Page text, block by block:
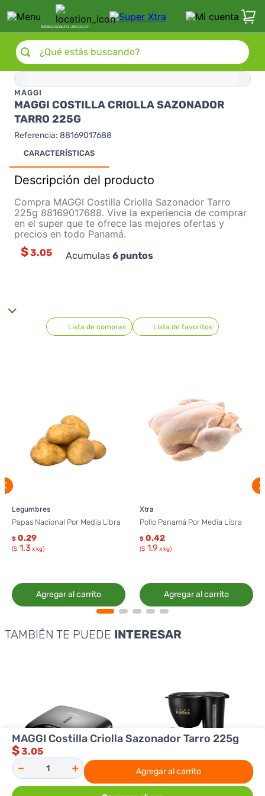
Seleccionauna ubicación
¿Qué estás buscando?
MAGGI
MAGGI COSTILLA CRIOLLA SAZONADOR
TARRO 225G
Referencia: 88169017688
CARACTERÍSTICAS
Descripción del producto
Compra MAGGI Costilla Criolla Sazonador Tarro
225g 88169017688. Vive la experiencia de comprar
en el super que te ofrece las mejores ofertas y
precios en todo Panamá.
$3.05 Acumulas 6puntos
Lista de compras Lista de favoritos
Legumbres
Papas Nacional Por Media Libra
$ 0.29
($ 1.3x kg)
Agregar al carrito
Xtra
Pollo Panamá Por Media Libra
$ 0.42
($ 1.9 x kg)
Agregar al carrito
TAMBIÉN TE PUEDE INTERESAR
MAGGI Costilla Criolla Sazonador Tarro 225g
$3.05
＋
－ Agregar al carrito